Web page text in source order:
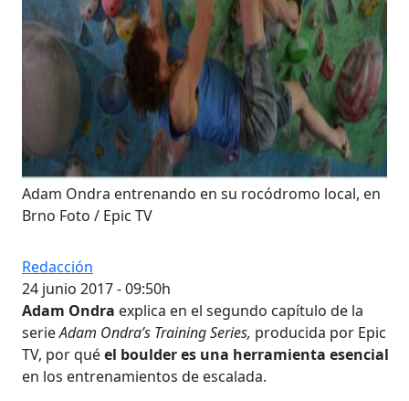
Adam Ondra entrenando en su rocódromo local, en
Brno Foto / Epic TV
Redacción
24 junio 2017 - 09:50h
Adam Ondra explica en el segundo capítulo de la
serieAdam Ondra’s Training Series, producida por Epic
TV, por quéel boulder es una herramienta esencial
en los entrenamientos de escalada.